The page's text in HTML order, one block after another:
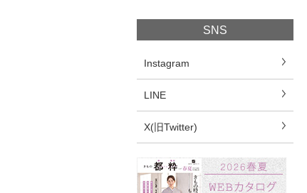
SNS
Instagram
LINE
X(旧Twitter)